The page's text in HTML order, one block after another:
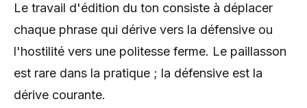
Le travail d'édition du ton consiste à déplacer
chaque phrase qui dérive vers la défensive ou
l'hostilité vers une politesse ferme. Le paillasson
est rare dans la pratique ; la défensive est la
dérive courante.